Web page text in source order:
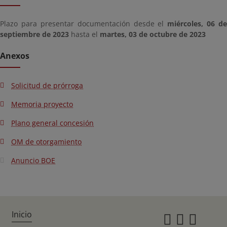
Plazo para presentar documentación desde el miércoles, 06 de
septiembre de 2023 hasta el martes, 03 de octubre de 2023
Anexos
Solicitud de prórroga
Memoria proyecto
Plano general concesión
OM de otorgamiento
Anuncio BOE
Inicio